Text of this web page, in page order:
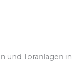
und Toranlagen in